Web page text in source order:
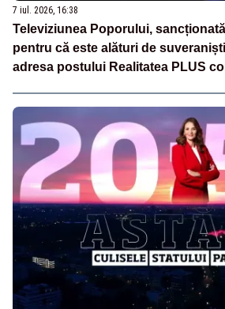
7 iul. 2026, 16:38
Televiziunea Poporului,
pentru că este alături de
adresa postului Realitatea PLUS